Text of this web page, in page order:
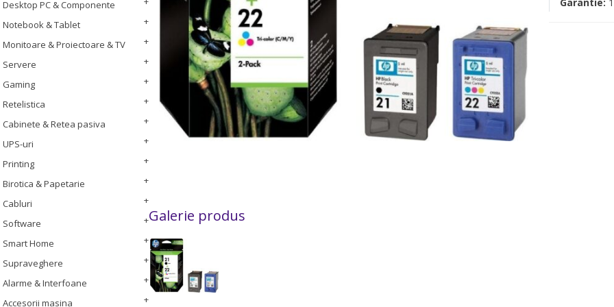
Desktop PC & Componente
Notebook & Tablet
Monitoare & Proiectoare & TV
Servere
Gaming
Retelistica
Cabinete & Retea pasiva
UPS-uri
Printing
Birotica & Papetarie
Cabluri
Software
Smart Home
Supraveghere
Alarme & Interfoane
Accesorii masina
Galerie produs